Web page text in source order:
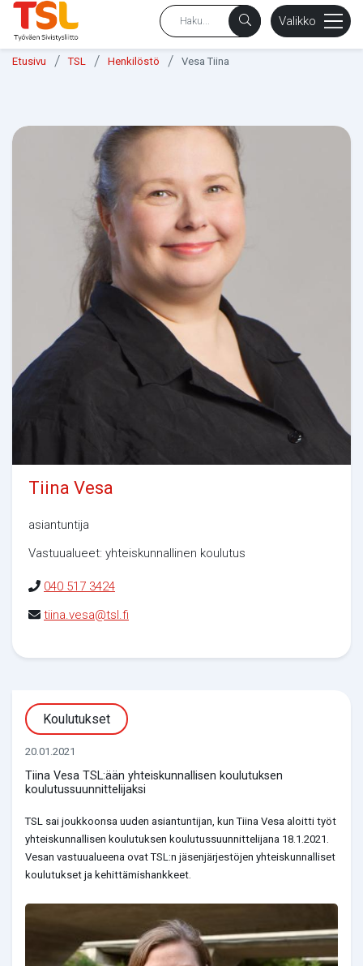
Valikko
Etusivu / TSL / Henkilöstö / Vesa Tiina
Tiina Vesa
asiantuntija
Vastuualueet: yhteiskunnallinen koulutus
040 517 3424
tiina.vesa@tsl.fi
Koulutukset
20.01.2021
Tiina Vesa TSL:ään yhteiskunnallisen koulutuksen
koulutussuunnittelijaksi
TSL sai joukkoonsa uuden asiantuntijan, kun Tiina Vesa aloitti työt
yhteiskunnallisen koulutuksen koulutussuunnittelijana 18.1.2021.
Vesan vastuualueena ovat TSL:n jäsenjärjestöjen yhteiskunnalliset
koulutukset ja kehittämishankkeet.